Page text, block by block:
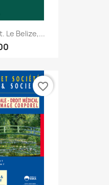
Le Belize,...
favorite_border